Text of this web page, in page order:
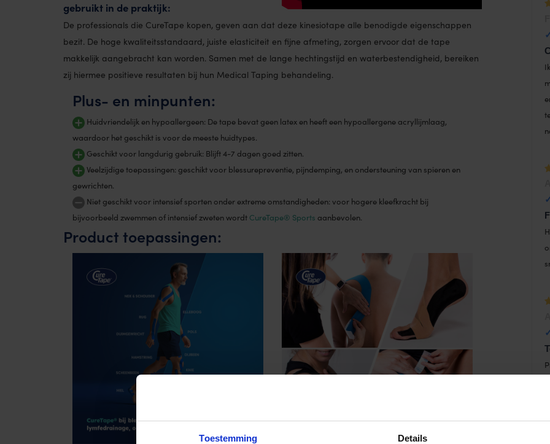
Toestemming Details
gebruikt in de praktijk:
De professionals die CureTape kopen, geven aan dat deze kinesiotape alle benodigde eigenschappen
bezit. De hoge kwaliteitsstandaard, juiste elasticiteit en fijne afmeting, zorgen ervoor dat de tape
makkelijk aangebracht kan worden. Samen met de lange hechtingstijd en waterbestendigheid, bereiken
zij hiermee positieve resultaten bij hun Medical Taping behandeling.
Plus- en minpunten:
Huidvriendelijk en hypoallergeen: De tape bevat geen latex en heeft een hypoallergene acryllijmlaag,
waardoor het geschikt is voor de meeste huidtypes.
Geschikt voor langdurig gebruik: Blijft 4-7 dagen goed zitten.
Veelzijdige toepassingen: geschikt voor blessurepreventie, pijndemping, en ondersteuning van spieren en
gewrichten.
Niet geschikt voor intensief sporten onder extreme omstandigheden: voor hogere kleefkracht bij
bijvoorbeeld zwemmen of intensief zweten wordt CureTape® Sports aanbevolen.
Product toepassingen: